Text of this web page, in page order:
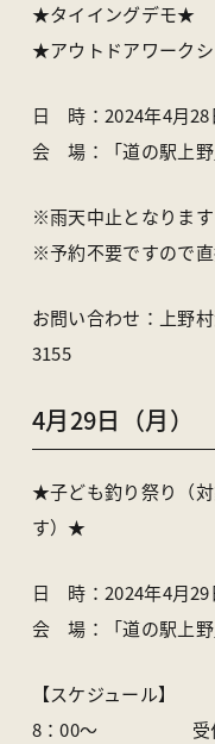
★タイイングデモ★
★アウトドアワーク
日 時：2024年4月28
会 場：「道の駅上野
※雨天中止となります
※予約不要ですので
お問い合わせ：上野
3155
4月29日（月）
★子ども釣り祭り（
す）★
日 時：2024年4月29
会 場：「道の駅上野
【スケジュール】
8：00〜 受付け(